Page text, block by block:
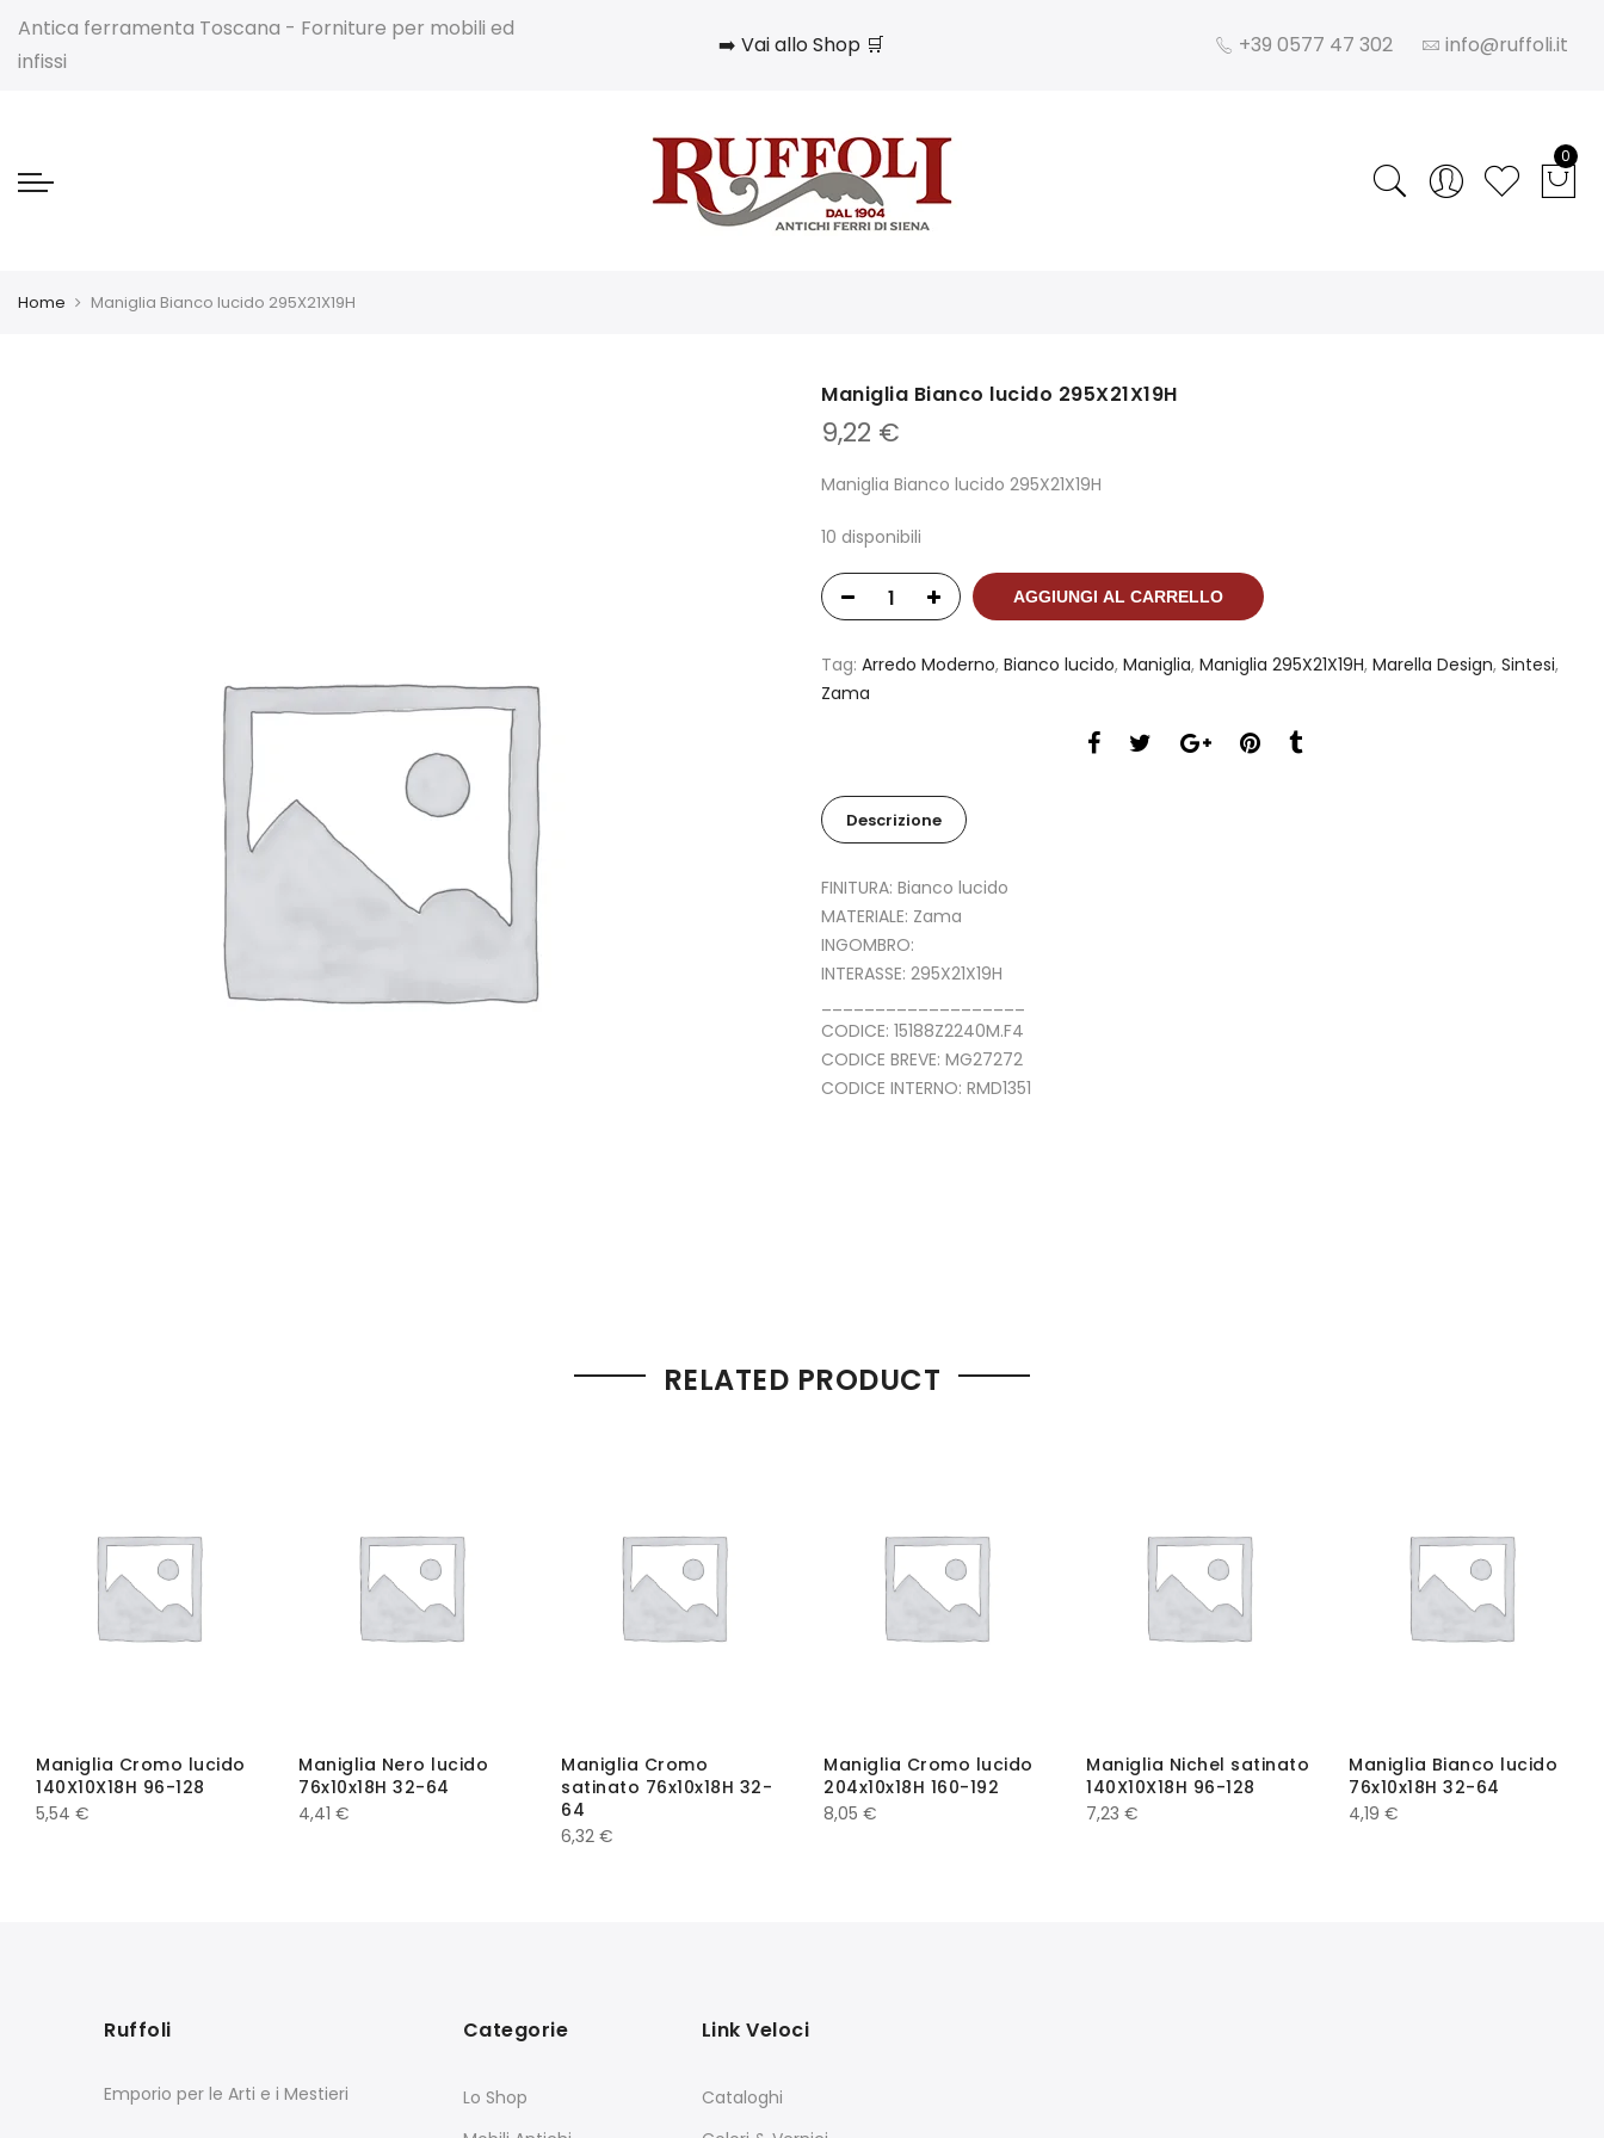
Antica ferramenta Toscana - Forniture per mobili ed
infissi
➡️ Vai allo Shop 🛒 +39 0577 47 302 info@ruffoli.it
0
Home Maniglia Bianco lucido 295X21X19H
Maniglia Bianco lucido 295X21X19H
9,22 €
Maniglia Bianco lucido 295X21X19H
10 disponibili
AGGIUNGI AL CARRELLO
Tag: Arredo Moderno, Bianco lucido, Maniglia, Maniglia 295X21X19H, Marella Design, Sintesi,
Zama
Descrizione
FINITURA: Bianco lucido
MATERIALE: Zama
INGOMBRO:
INTERASSE: 295X21X19H
CODICE: 15188Z2240M.F4
CODICE BREVE: MG27272
CODICE INTERNO: RMD1351
RELATED PRODUCT
Maniglia Cromo lucido
140X10X18H 96-128
5,54 €
Maniglia Nero lucido
76x10x18H 32-64
4,41 €
Maniglia Cromo
satinato 76x10x18H 32-
64
6,32 €
Maniglia Cromo lucido
204x10x18H 160-192
8,05 €
Maniglia Nichel satinato
140X10X18H 96-128
7,23 €
Maniglia Bianco lucido
76x10x18H 32-64
4,19 €
Ruffoli
Emporio per le Arti e i Mestieri
Categorie
Lo Shop
Link Veloci
Cataloghi